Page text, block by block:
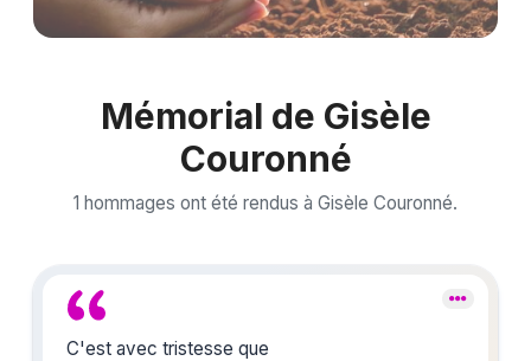
Mémorial de Gisèle
Couronné
1 hommages ont été rendus à Gisèle Couronné.
C'est avec tristesse que